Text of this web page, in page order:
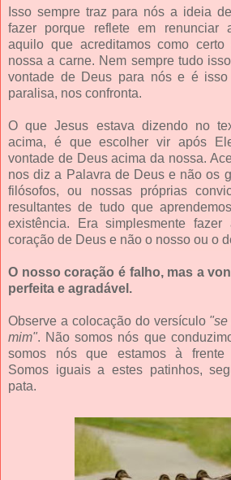
Isso sempre traz para nós a ideia
fazer porque reflete em renunciar
aquilo que acreditamos como
nossa a carne. Nem sempre tudo
vontade de Deus para nós e é
paralisa, nos confronta.
O que Jesus estava dizendo no
acima, é que escolher vir após
vontade de Deus acima da nossa.
nos diz a Palavra de Deus e não os
filósofos, ou nossas próprias
resultantes de tudo que
existência. Era simplesmente
coração de Deus e não o nosso ou o
O nosso coração é falho, mas a
perfeita e agradável.
Observe a colocação do versículo "se
mim". Não somos nós que
somos nós que estamos à frente
Somos iguais a estes patinhos,
pata.